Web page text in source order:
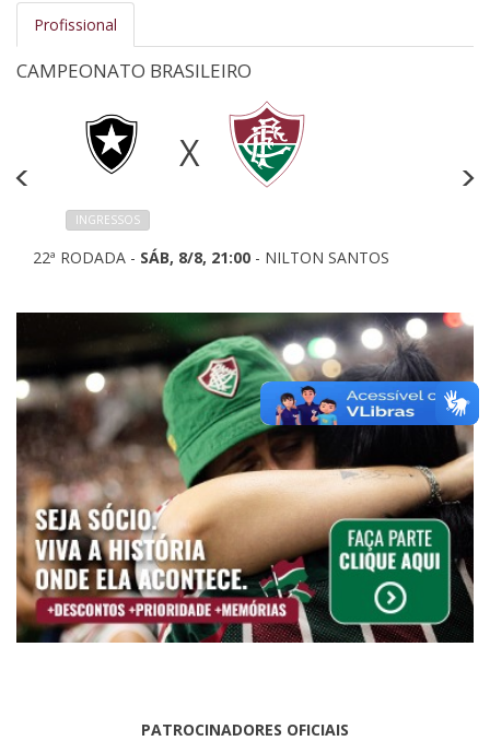
Profissional
CAMPEONATO BRASILEIRO
X
INGRESSOS
22ª RODADA - SÁB, 8/8, 21:00 - NILTON SANTOS
PATROCINADORES OFICIAIS